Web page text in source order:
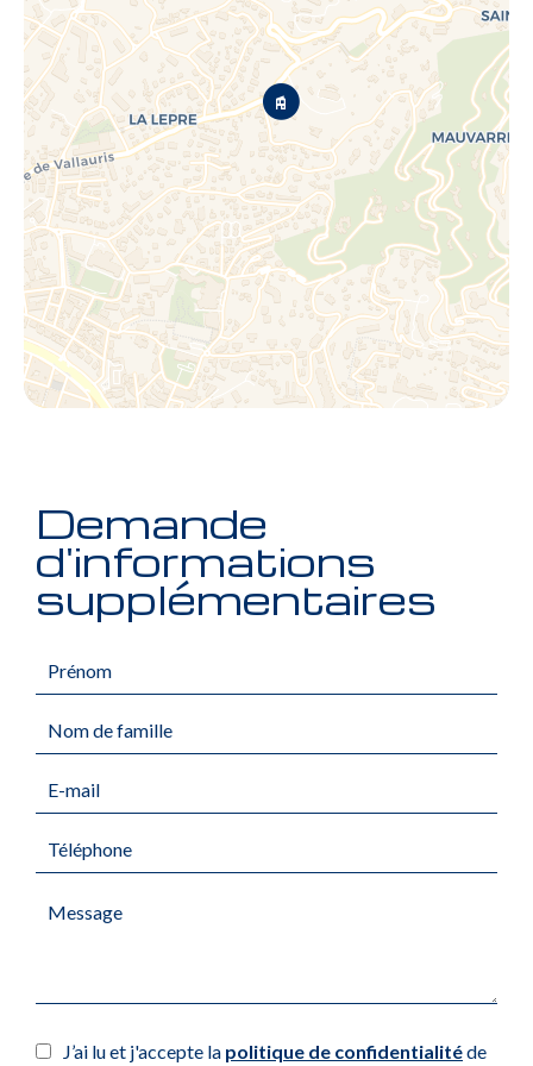
Demande
d'informations
supplémentaires
J’ai lu et j'accepte la politique de confidentialitéde